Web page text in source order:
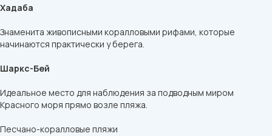
Хадаба
Знаменита живописными коралловыми рифами, которые
начинаются практически у берега.
Шаркс-Бей
Идеальное место для наблюдения за подводным миром
Красного моря прямо возле пляжа.
Песчано-коралловые пляжи